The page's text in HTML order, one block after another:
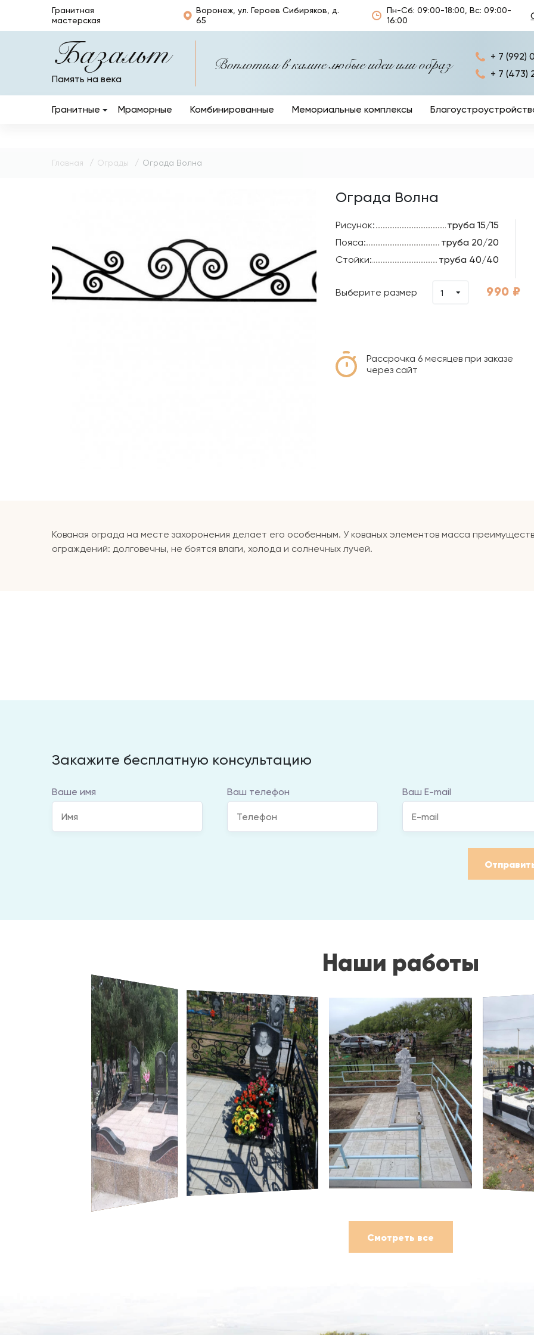
Гранитная
мастерская
Воронеж, ул. Героев Сибиряков, д.
65
Пн-Сб: 09:00-18:00, Вс: 09:00-
16:00
Базальт
Память на века
Воплотим в камне любые идеи или образ
+ 7 (992)
+ 7 (473)
Гранитные Мраморные Комбинированные Мемориальные комплексы
Ритуальные
Главная Ограды Ограда Волна
Ограда Волна
Рисунок:
труба 15/15
Пояса:
труба 20/20
Стойки:
труба 40/40
Выберите размер 1 990 ₽
Рассрочка 6 месяцев при заказе
через сайт
Кованая ограда на месте захоронения делает его особенным. У кованых элементов масса
ограждений: долговечны, не боятся влаги, холода и солнечных лучей.
Закажите бесплатную консультацию
Ваше имя Ваш телефон Ваш E-mail
Наши работы
Смотреть все